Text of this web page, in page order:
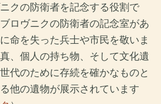
クの防衛者を記念する役割で
ロヴニクの防衛者の記念室があ
命を失った兵士や市民を敬いま
、個人の持ち物、そして文化遺
代のために存続を確かなものと
他の遺物が展示されています